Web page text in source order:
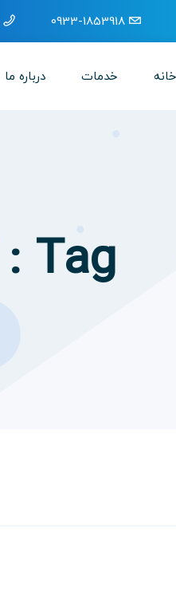
0933-1853918
خانه خدمات درباره ما
Tag : آسیب مغزی